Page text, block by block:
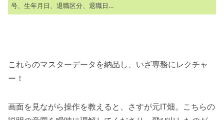
号、生年月日、退職区分、退職日…
これらのマスターデータを納品し、いざ専務にレクチャ
ー！
画面を見ながら操作を教えると、さすが元IT畑。こちらの